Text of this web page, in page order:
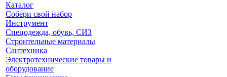
Каталог
Собери свой набор
Инструмент
Спецодежда, обувь, СИЗ
Строительные материалы
Сантехника
Электротехнические товары и
оборудование